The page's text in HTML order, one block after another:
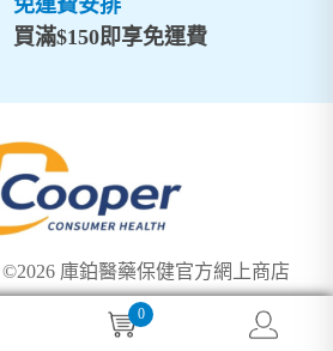
best experience on our
0
買滿$150即享免運費
庫鉑醫藥保健官方網上商店